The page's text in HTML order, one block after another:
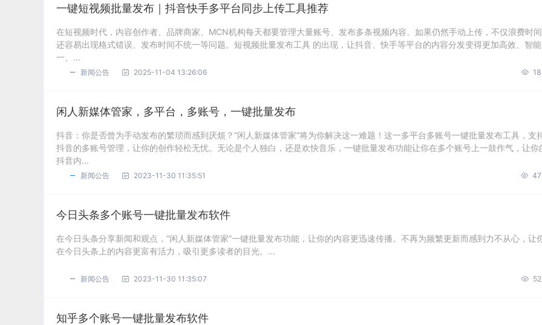
一键短视频批量发布｜抖音快手多平台同步上传工具推荐
在短视频时代，内容创作者、品牌商家、MCN机构每天都要管理大量账号、发布多条视频内容。如果仍然手动上传，不仅浪费时
还容易出现格式错误、发布时间不统一等问题。短视频批量发布工具 的出现，让抖音、快手等平台的内容分发变得更加高效、智
一、...
新闻公告 2025-11-04 13:26:06
闲人新媒体管家，多平台，多账号，一键批量发布
抖音：你是否曾为手动发布的繁琐而感到厌烦？“闲人新媒体管家”将为你解决这一难题！这一多平台多账号一键批量发布工具，支
抖音的多账号管理，让你的创作轻松无忧。无论是个人独白，还是欢快音乐，一键批量发布功能让你在多个账号上一鼓作气，让你
抖音内...
新闻公告 2023-11-30 11:35:51
今日头条多个账号一键批量发布软件
在今日头条分享新闻和观点，“闲人新媒体管家”一键批量发布功能，让你的内容更迅速传播。不再为频繁更新而感到力不从心，让
在今日头条上的内容更富有活力，吸引更多读者的目光。...
新闻公告 2023-11-30 11:35:07
知乎多个账号一键批量发布软件